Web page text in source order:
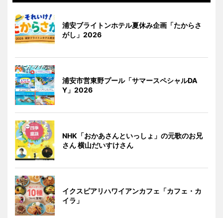
浦安ブライトンホテル夏休み企画「たからさ
がし」2026
浦安市営東野プール「サマースペシャルDA
Y」2026
NHK「おかあさんといっしょ」の元歌のお兄
さん 横山だいすけさん
イクスピアリハワイアンカフェ「カフェ・カ
イラ」